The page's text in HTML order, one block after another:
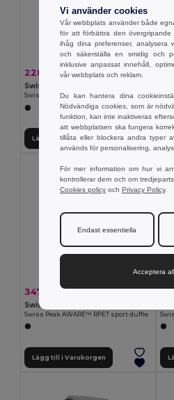
228.01 kr308.66 kr -26%
Swiss Peak P763.43
Swiss Peak Aware™ RPET Essential 15,6 tums ryggsäck
Lägg till i Varukorgen
347.23 kr -26%
Swiss Peak P707.15
Swiss Peak AWARE™ RPET sport duffle
Lägg till i Varukorgen
Vi använder cookies
Vår webbplats använder både
för att förbättra den övergripande
ihåg dina preferenser, analysera
och säkerställa en smidig och
inklusive anpassat innehåll,
vår webbplats och reklam.
Du kan hantera dina
Nödvändiga cookies, som är
funktion, kan inte inaktiveras
att webbplatsen ska fungera
tillåta eller blockera andra typer
används för personalisering, analys
För mer information om hur vi
kontrollerar dem och om
Cookies policy och Privacy Policy.
Endast essentiella
Acceptera